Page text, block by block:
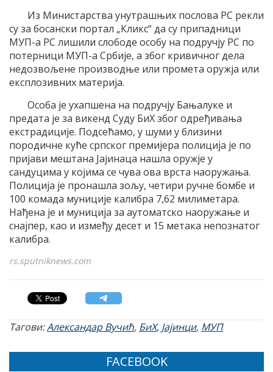
Из Министарства унутрашњих послова РС рекли
су за босански портал „Кликс“ да су припадници
МУП-а РС лишили слободе особу на подручју РС по
потерници МУП-а Србије, а због кривичног дела
недозвољене производње или промета оружја или
експлозивних материја.
Особа је ухапшена на подручју Бањалуке и
предата је за викенд Суду БиХ због одређивања
екстрадиције. Подсећамо, у шуми у близини
породичне куће српског премијера полиција је по
пријави мештана Јајинаца нашла оружје у
сандуцима у којима се чува ова врста наоружања.
Полиција је пронашла зољу, четири ручне бомбе и
100 комада муниције калибра 7,62 милиметара.
Нађена је и муниција за аутоматско наоружање и
снајпер, као и између десет и 15 метака непознатог
калибра.
rs.sputniknews.com
Тагови:Александар Вучић, БиХ, Јајинци, МУП
FACEBOOK